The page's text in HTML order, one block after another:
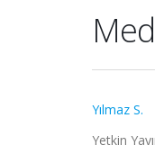
Yılmaz S.
Yetkin